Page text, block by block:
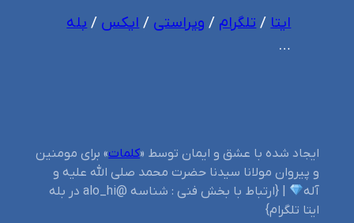
ایتا/تلگرام / ویراستی /ایکس /بله
…
ایجاد شده با عشق و ایمان توسط «کلمات» برای مومنین
و پیروان مولانا سیدنا حضرت محمد صلی الله علیه و
آله
| {ارتباط با بخش فنی : شناسه @alo_hi در بله
ایتا تلگرام}